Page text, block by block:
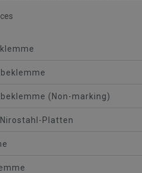
(Non-marking)
Platten